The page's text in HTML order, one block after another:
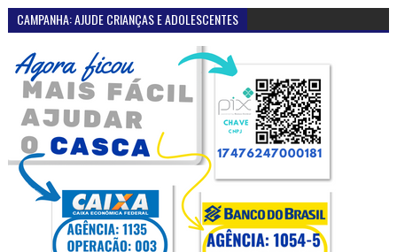
CAMPANHA: AJUDE CRIANÇAS E ADOLESCENTES